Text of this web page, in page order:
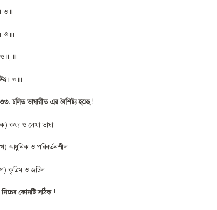
i ও ii
i ও iii
ও ii, iii
উঃ i ও iii
৩৩. চলিত ভাষারীত এর বৈশিষ্ট্য হচ্ছে !
ক) কথ্য ও লেখা ভাষা
খ) আধুনিক ও পরিবর্তনশীল
গ) কৃত্রিম ও জটিল
নিচের কোনটি সঠিক !